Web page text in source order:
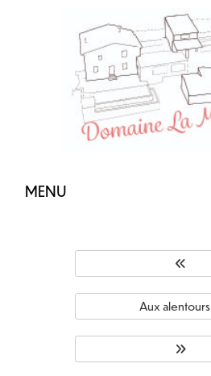
MENU
Aux alentours